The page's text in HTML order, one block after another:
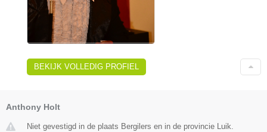
BEKIJK VOLLEDIG PROFIEL
Anthony Holt
Niet gevestigd in de plaats Bergilers en in de provincie Luik.